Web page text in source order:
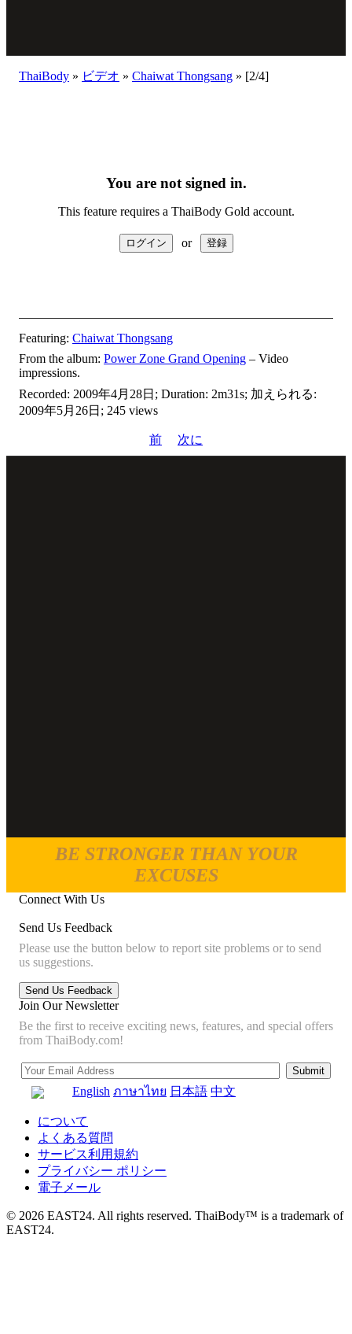
ThaiBody » ビデオ » Chaiwat Thongsang » [2/4]
You are not signed in.
This feature requires a ThaiBody Gold account.
or
Featuring: Chaiwat Thongsang
From the album: Power Zone Grand Opening – Video
impressions.
Recorded: 2009年4月28日; Duration: 2m31s; 加えられる:
2009年5月26日; 245 views
前 次に
BE STRONGER THAN YOUR
EXCUSES
Connect With Us
Send Us Feedback
Please use the button below to report site problems or to send
us suggestions.
Join Our Newsletter
Be the first to receive exciting news, features, and special offers
from ThaiBody.com!
English ภาษาไทย 日本語 中文
について
よくある質問
サービス利用規約
プライバシー ポリシー
電子メール
© 2026 EAST24. All rights reserved. ThaiBody™ is a trademark of
EAST24.